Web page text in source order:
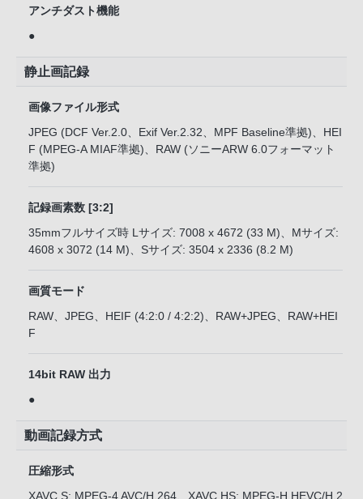
アンチダスト機能
●
静止画記録
画像ファイル形式
JPEG (DCF Ver.2.0、Exif Ver.2.32、MPF Baseline準拠)、HEI
F (MPEG-A MIAF準拠)、RAW (ソニーARW 6.0フォーマット
準拠)
記録画素数 [3:2]
35mmフルサイズ時 Lサイズ: 7008 x 4672 (33 M)、Mサイズ:
4608 x 3072 (14 M)、Sサイズ: 3504 x 2336 (8.2 M)
画質モード
RAW、JPEG、HEIF (4:2:0 / 4:2:2)、RAW+JPEG、RAW+HEI
F
14bit RAW 出力
●
動画記録方式
圧縮形式
XAVC S: MPEG-4 AVC/H.264、XAVC HS: MPEG-H HEVC/H.2